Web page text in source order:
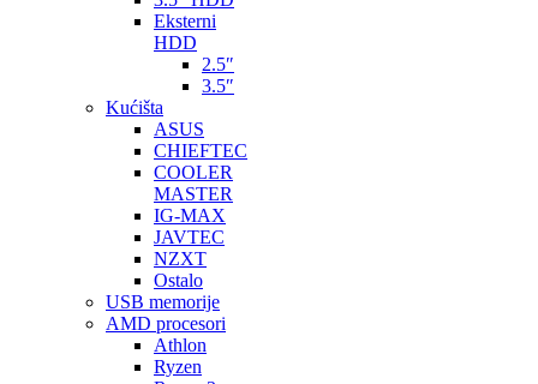
Eksterni
HDD
2.5″
3.5″
Kućišta
ASUS
CHIEFTEC
COOLER
MASTER
IG-MAX
JAVTEC
NZXT
Ostalo
USB memorije
AMD procesori
Athlon
Ryzen